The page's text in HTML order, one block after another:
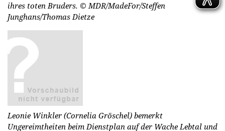
ihres toten Bruders. © MDR/MadeFor/Steffen
Junghans/Thomas Dietze
Leonie Winkler (Cornelia Gröschel) bemerkt
Ungereimtheiten beim Dienstplan auf der Wache Lebtal und